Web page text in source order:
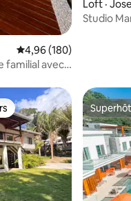
Note moyenne de 4,96
4,96 (180)
familial avec
Loft ·
Studio
les plus aimés